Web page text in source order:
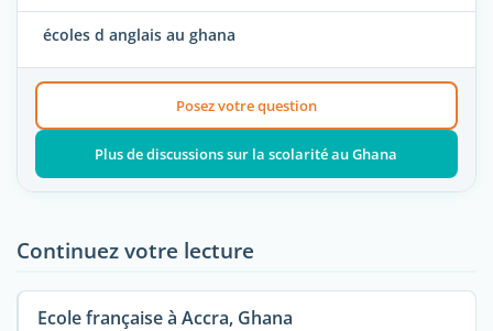
écoles d anglais au ghana
Posez votre question
Plus de discussions sur la scolarité au Ghana
Continuez votre lecture
Ecole française à Accra, Ghana